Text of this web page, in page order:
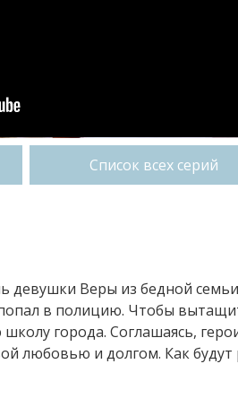
Список всех серий
девушки Веры из бедной
в полицию. Чтобы
города. Соглашаясь,
любовью и долгом. Как